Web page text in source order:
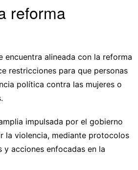
reforma
encuentra alineada con la reforma
restricciones para que personas
política contra las mujeres o
impulsada por el gobierno
la violencia, mediante protocolos
acciones enfocadas en la